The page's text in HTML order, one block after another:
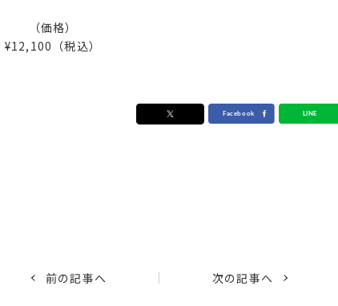
（価格）
¥12,100（税込）
前の記事へ 次の記事へ